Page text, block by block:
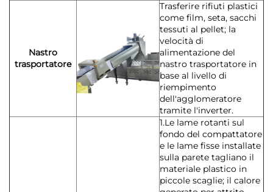
Nastro
trasportatore
Trasferire rifiuti plastici
come film, seta, sacchi
tessuti al pellet; la
velocità di
alimentazione del
nastro trasportatore in
base al livello di
riempimento
dell'agglomeratore
tramite l'inverter.
1.Le lame rotanti sul
fondo del compattatore
e le lame fisse installate
sulla parete tagliano il
materiale plastico in
piccole scaglie; il calore